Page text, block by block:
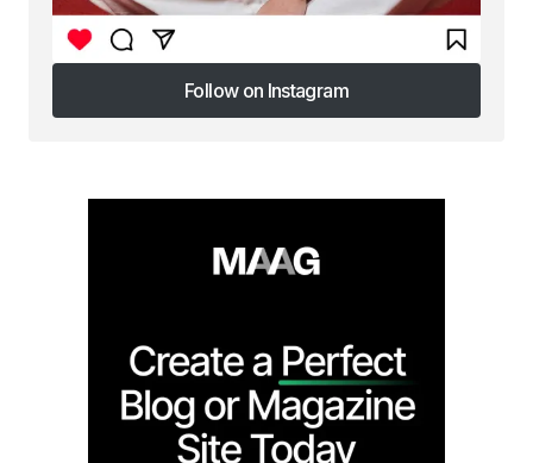
Follow on Instagram
Follow on Instagram